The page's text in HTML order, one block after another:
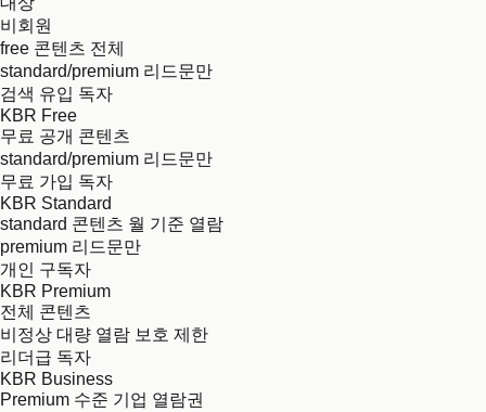
비회원
free 콘텐츠 전체
standard/premium 리드문만
검색 유입 독자
KBR Free
무료 공개 콘텐츠
standard/premium 리드문만
무료 가입 독자
KBR Standard
standard 콘텐츠 월 기준 열람
premium 리드문만
개인 구독자
KBR Premium
전체 콘텐츠
비정상 대량 열람 보호 제한
리더급 독자
KBR Business
Premium 수준 기업 열람권